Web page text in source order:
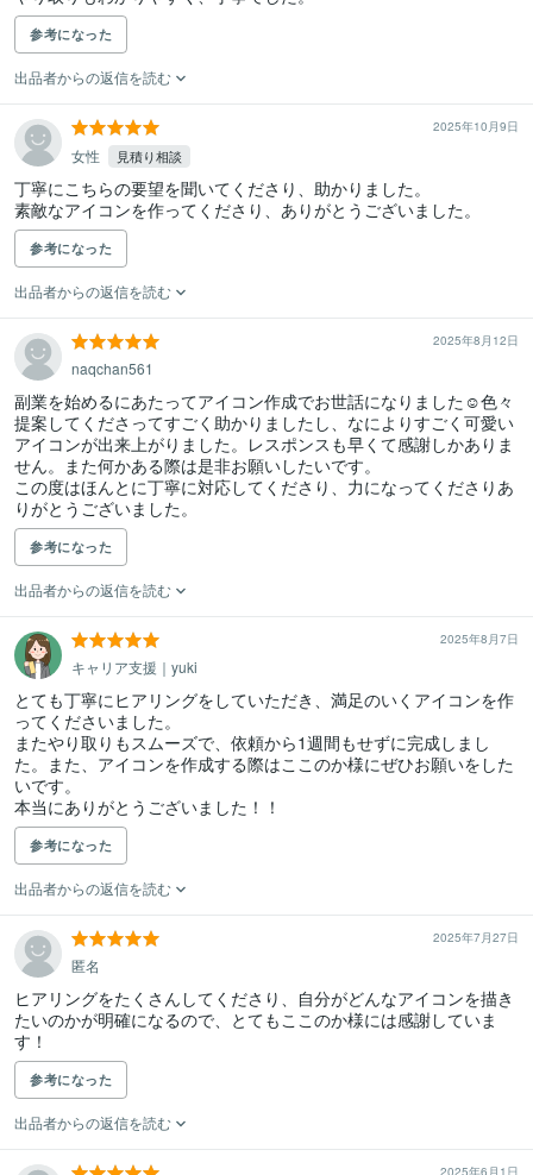
参考になった
出品者からの返信を読む
2025年10月9日
女性 見積り相談
丁寧にこちらの要望を聞いてくださり、助かりました。
素敵なアイコンを作ってくださり、ありがとうございました。
参考になった
出品者からの返信を読む
2025年8月12日
naqchan561
副業を始めるにあたってアイコン作成でお世話になりました☺︎色々
提案してくださってすごく助かりましたし、なによりすごく可愛い
アイコンが出来上がりました。レスポンスも早くて感謝しかありま
せん。また何かある際は是非お願いしたいです。
この度はほんとに丁寧に対応してくださり、力になってくださりあ
りがとうございました。
参考になった
出品者からの返信を読む
2025年8月7日
キャリア支援｜yuki
とても丁寧にヒアリングをしていただき、満足のいくアイコンを作
ってくださいました。
またやり取りもスムーズで、依頼から1週間もせずに完成しまし
た。また、アイコンを作成する際はここのか様にぜひお願いをした
いです。
本当にありがとうございました！！
参考になった
出品者からの返信を読む
2025年7月27日
匿名
ヒアリングをたくさんしてくださり、自分がどんなアイコンを描き
たいのかが明確になるので、とてもここのか様には感謝していま
す！
参考になった
出品者からの返信を読む
2025年6月1日